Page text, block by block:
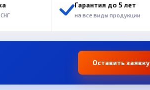
Гарантия до 5 лет
на все виды продукции
Оставить заявку